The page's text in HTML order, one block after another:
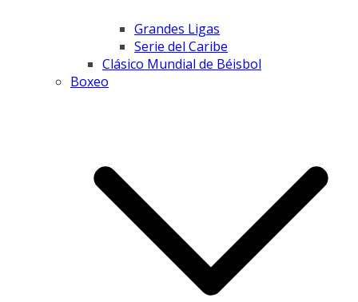
Grandes Ligas
Serie del Caribe
Clásico Mundial de Béisbol
Boxeo